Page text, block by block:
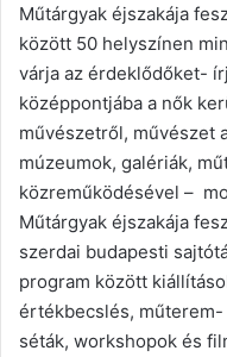
Műtárgyak éjszakája
között 50 helyszínen
várja az érdeklődőket-
középpontjába a nők
művészetről, művészet
múzeumok, galériák,
közreműködésével –
Műtárgyak éjszakája
szerdai budapesti
program között
értékbecslés,
séták, workshopok és